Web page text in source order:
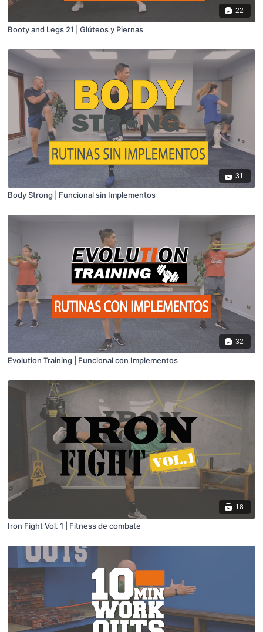
22
Booty and Legs 21 | Glúteos y Piernas
31
Body Strong | Funcional sin Implementos
32
Evolution Training | Funcional con Implementos
18
Iron Fight Vol. 1 | Fitness de combate